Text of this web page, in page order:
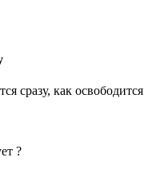
сразу, как освободится
?